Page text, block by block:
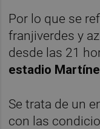
Por lo que se
franjiverdes y
desde las 21
estadio
Se trata de un
con las